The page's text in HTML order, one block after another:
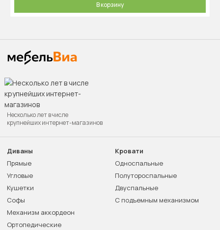
В корзину
Несколько лет в числе
крупнейших интернет-магазинов
Диваны
Прямые
Угловые
Кушетки
Софы
Механизм аккордеон
Ортопедические
Кровати
Односпальные
Полутороспальные
Двуспальные
С подъемным механизмом